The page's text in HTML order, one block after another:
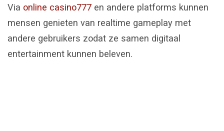
Via online casino777 en andere platforms kunnen
mensen genieten van realtime gameplay met
andere gebruikers zodat ze samen digitaal
entertainment kunnen beleven.